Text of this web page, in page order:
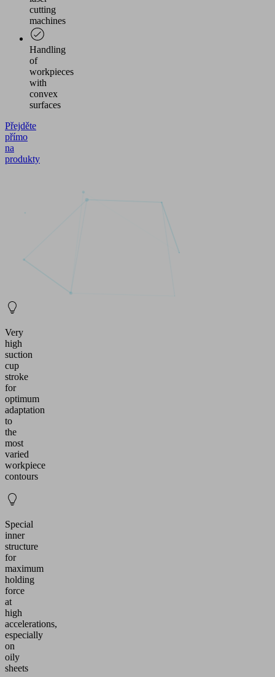
cutting
machines
Handling
of
workpieces
with
convex
surfaces
Přejděte
přímo
na
produkty
Very
high
suction
cup
stroke
for
optimum
adaptation
to
the
most
varied
workpiece
contours
Special
inner
structure
for
maximum
holding
force
at
high
accelerations,
especially
on
oily
sheets